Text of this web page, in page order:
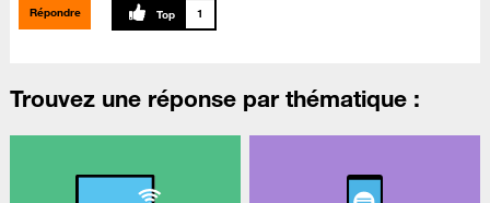
Répondre 1
Trouvez une réponse par thématique :